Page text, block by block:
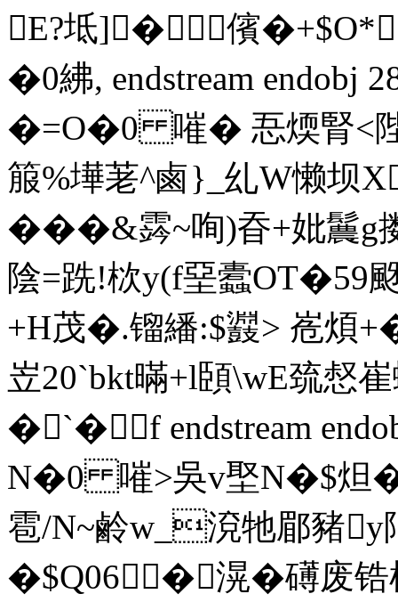
E?坻]�儐
� 0紼, endstream endobj
�=O�0 嗺� 忢煗腎<
箙%墷荖^鹵}_乣W懒坝
���&霠~咰)昋+妣鬞
陰=跣!栨y(f堊蠹OT�59
+H茂�.镏繙:$鼝> 峞煩
岦20`bkt暪+l頣\wE巯惄
�`�f endstream
N�0 嗺>吳v埾N�$炟
雹/N~鹷w_渷牠郿豬
�$Q06� 滉�礡废